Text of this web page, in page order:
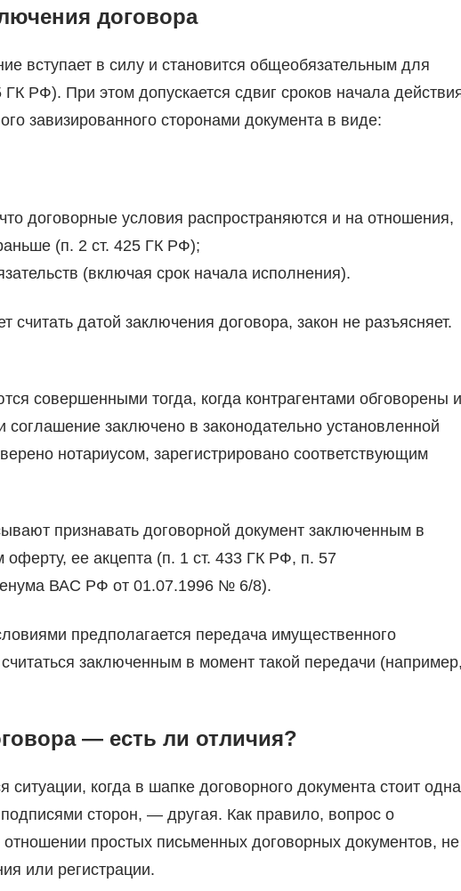
договора
вступает в силу и становится общеобязательным для
РФ). При этом допускается сдвиг сроков начала
завизированного сторонами документа в виде:
договорные условия распространяются и на отношения,
(п. 2 ст. 425 ГК РФ);
(включая срок начала исполнения).
считать датой заключения договора, закон не разъясняет.
совершенными тогда, когда контрагентами обговорены и
заключено в законодательно установленной
нотариусом, зарегистрировано соответствующим
признавать договорной документ заключенным в
ее акцепта (п. 1 ст. 433 ГК РФ, п. 57
ВАС РФ от 01.07.1996 № 6/8).
предполагается передача имущественного
заключенным в момент такой передачи
— есть ли отличия?
ситуации, когда в шапке договорного документа стоит одна
сторон, — другая. Как правило, вопрос о
отношении простых письменных договорных документов, не
или регистрации.